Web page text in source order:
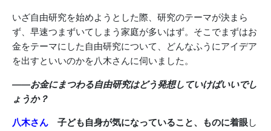
いざ自由研究を始めようとした際、研究のテーマが決まら
ず、早速つまずいてしまう家庭が多いはず。そこでまずはお
金をテーマにした自由研究について、どんなふうにアイデア
を出すといいのかを八木さんに伺いました。
――お金にまつわる自由研究はどう発想していけばいいでし
ょうか？
八木さん 子ども自身が気になっていること、ものに着眼し